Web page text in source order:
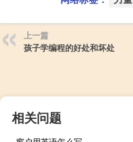
上一篇
孩子学编程的好处和坏处
相关问题